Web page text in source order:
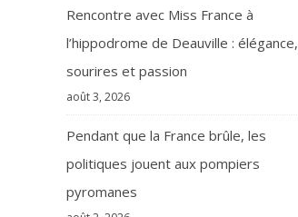
Rencontre avec Miss France à
l’hippodrome de Deauville : élégance,
sourires et passion
août 3, 2026
Pendant que la France brûle, les
politiques jouent aux pompiers
pyromanes